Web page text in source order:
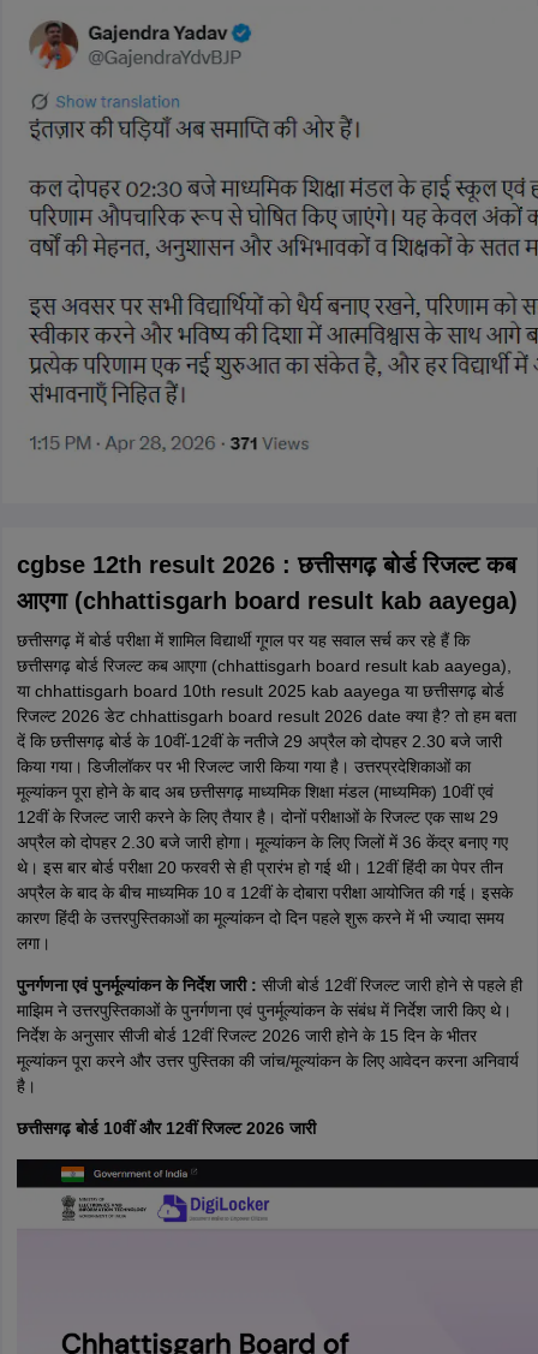
cgbse 12th result 2026 : छत्तीसगढ़ बोर्ड रिजल्ट कब
आएगा (chhattisgarh board result kab aayega)
छत्तीसगढ़ में बोर्ड परीक्षा में शामिल विद्यार्थी गूगल पर यह सवाल सर्च कर रहे हैं कि
छत्तीसगढ़ बोर्ड रिजल्ट कब आएगा (chhattisgarh board result kab aayega),
या chhattisgarh board 10th result 2025 kab aayega या छत्तीसगढ़ बोर्ड
रिजल्ट 2026 डेट chhattisgarh board result 2026 date क्या है? तो हम बता
दें कि छत्तीसगढ़ बोर्ड के 10वीं-12वीं के नतीजे 29 अप्रैल को दोपहर 2.30 बजे जारी
किया गया। डिजीलॉकर पर भी रिजल्ट जारी किया गया है। उत्तरप्रदेशिकाओं का
मूल्यांकन पूरा होने के बाद अब छत्तीसगढ़ माध्यमिक शिक्षा मंडल (माध्यमिक) 10वीं एवं
12वीं के रिजल्ट जारी करने के लिए तैयार है। दोनों परीक्षाओं के रिजल्ट एक साथ 29
अप्रैल को दोपहर 2.30 बजे जारी होगा। मूल्यांकन के लिए जिलों में 36 केंद्र बनाए गए
थे। इस बार बोर्ड परीक्षा 20 फरवरी से ही प्रारंभ हो गई थी। 12वीं हिंदी का पेपर तीन
अप्रैल के बाद के बीच माध्यमिक 10 व 12वीं के दोबारा परीक्षा आयोजित की गई। इसके
कारण हिंदी के उत्तरपुस्तिकाओं का मूल्यांकन दो दिन पहले शुरू करने में भी ज्यादा समय
लगा।
पुनर्गणना एवं पुनर्मूल्यांकन के निर्देश जारी : सीजी बोर्ड 12वीं रिजल्ट जारी होने से पहले ही
माझिम ने उत्तरपुस्तिकाओं के पुनर्गणना एवं पुनर्मूल्यांकन के संबंध में निर्देश जारी किए थे।
निर्देश के अनुसार सीजी बोर्ड 12वीं रिजल्ट 2026 जारी होने के 15 दिन के भीतर
मूल्यांकन पूरा करने और उत्तर पुस्तिका की जांच/मूल्यांकन के लिए आवेदन करना अनिवार्य
है।
छत्तीसगढ़ बोर्ड 10वीं और 12वीं रिजल्ट 2026 जारी